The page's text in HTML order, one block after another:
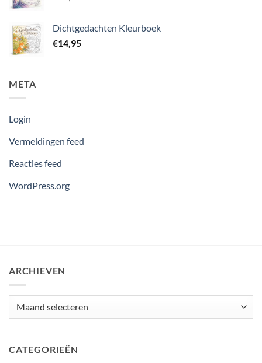
Dichtgedachten Kleurboek
€14,95
META
Login
Vermeldingen feed
Reacties feed
WordPress.org
ARCHIEVEN
CATEGORIEËN